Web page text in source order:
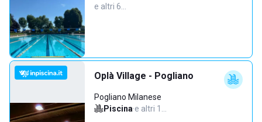
e altri 6…
Oplà Village - Pogliano
Pogliano Milanese
Piscina·e altri 1…